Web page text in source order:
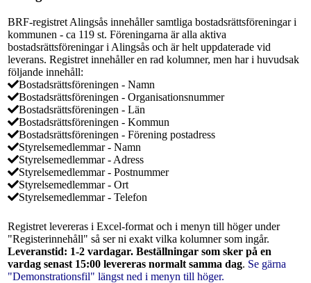
BRF-registret Alingsås innehåller samtliga bostadsrättsföreningar i
kommunen - ca 119 st. Föreningarna är alla aktiva
bostadsrättsföreningar i Alingsås och är helt uppdaterade vid
leverans. Registret innehåller en rad kolumner, men har i huvudsak
följande innehåll:
Bostadsrättsföreningen - Namn
Bostadsrättsföreningen - Organisationsnummer
Bostadsrättsföreningen - Län
Bostadsrättsföreningen - Kommun
Bostadsrättsföreningen - Förening postadress
Styrelsemedlemmar - Namn
Styrelsemedlemmar - Adress
Styrelsemedlemmar - Postnummer
Styrelsemedlemmar - Ort
Styrelsemedlemmar - Telefon
Registret levereras i Excel-format och i menyn till höger under
"Registerinnehåll" så ser ni exakt vilka kolumner som ingår.
Leveranstid: 1-2 vardagar. Beställningar som sker på en
vardag senast 15:00 levereras normalt samma dag. Se gärna
"Demonstrationsfil" längst ned i menyn till höger.